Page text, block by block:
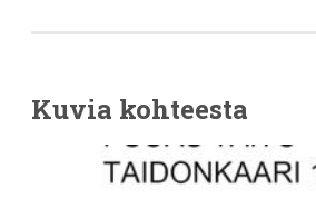
Kuvia kohteesta